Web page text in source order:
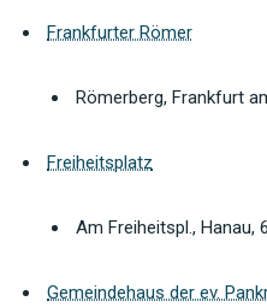
Frankfurter Römer
Römerberg, Frankfurt
Freiheitsplatz
Am Freiheitspl., Hanau,
Gemeindehaus der ev.